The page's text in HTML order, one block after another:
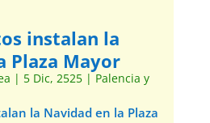
instalan la
Plaza Mayor
| 5 Dic, 2525| Palencia y
la Navidad en la Plaza